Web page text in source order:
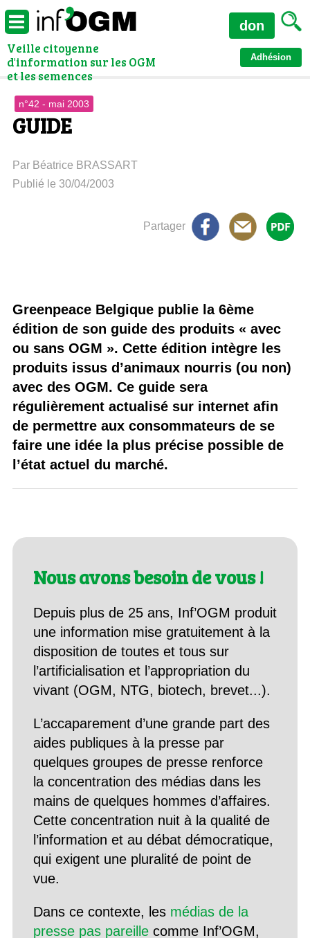
Veille citoyenne
d'information sur les OGM
et les semences
Adhésion
don
n°42 - mai 2003
GUIDE
Par Béatrice BRASSART
Publié le 30/04/2003
Partager
Greenpeace Belgique publie la 6ème
édition de son guide des produits « avec
ou sans OGM ». Cette édition intègre les
produits issus d’animaux nourris (ou non)
avec des OGM. Ce guide sera
régulièrement actualisé sur internet afin
de permettre aux consommateurs de se
faire une idée la plus précise possible de
l’état actuel du marché.
Nous avons besoin de vous !
Depuis plus de 25 ans, Inf’OGM produit
une information mise gratuitement à la
disposition de toutes et tous sur
l’artificialisation et l’appropriation du
vivant (OGM, NTG, biotech, brevet...).
L’accaparement d’une grande part des
aides publiques à la presse par
quelques groupes de presse renforce
la concentration des médias dans les
mains de quelques hommes d’affaires.
Cette concentration nuit à la qualité de
l’information et au débat démocratique,
qui exigent une pluralité de point de
vue.
Dans ce contexte, les médias de la
presse pas pareillecomme Inf’OGM,